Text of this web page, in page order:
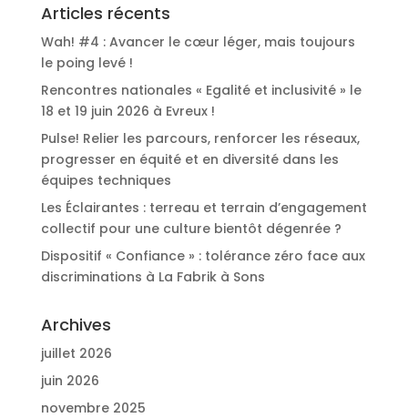
Articles récents
Wah! #4 : Avancer le cœur léger, mais toujours
le poing levé !
Rencontres nationales « Egalité et inclusivité » le
18 et 19 juin 2026 à Evreux !
Pulse! Relier les parcours, renforcer les réseaux,
progresser en équité et en diversité dans les
équipes techniques
Les Éclairantes : terreau et terrain d’engagement
collectif pour une culture bientôt dégenrée ?
Dispositif « Confiance » : tolérance zéro face aux
discriminations à La Fabrik à Sons
Archives
juillet 2026
juin 2026
novembre 2025